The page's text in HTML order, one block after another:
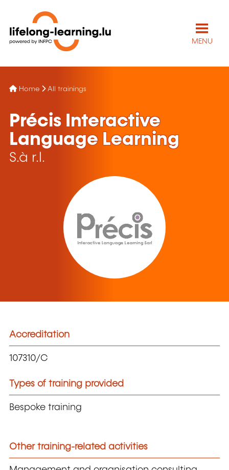
MENU
Home All trainings
Précis Interactive
Language Learning
S.à r.l.
Accreditation
107310/C
Types of training provided
Bespoke training
Other training-related activities